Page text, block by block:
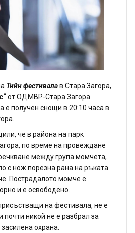
Тийн фестивалав Стара Загора,
от ОДМВР-Стара Загора.
е получен снощи в 20:10 часа в
че в района на парк
по време на провеждане
между група момчета,
с нож порезна рана на ръката
Пострадалото момче е
и е освободено.
на фестивала, не е
никой не е разбрал за
охрана.